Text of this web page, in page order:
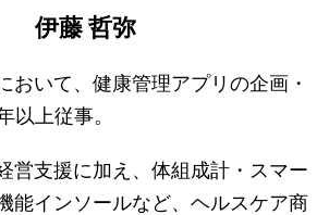
伊藤 哲弥
おいて、健康管理アプリの企画・
以上従事。
営支援に加え、体組成計・スマー
能インソールなど、ヘルスケア商